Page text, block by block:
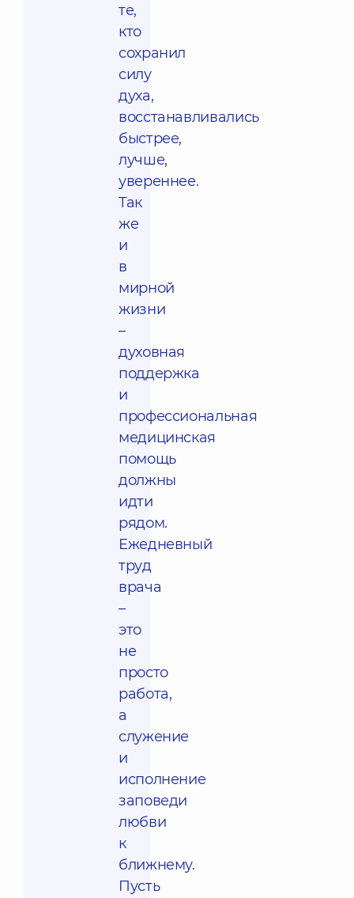
те,
кто
сохранил
силу
духа,
восстанавливались
быстрее,
лучше,
увереннее.
Так
же
и
в
мирной
жизни
–
духовная
поддержка
и
профессиональная
медицинская
помощь
должны
идти
рядом.
Ежедневный
труд
врача
–
это
не
просто
работа,
а
служение
и
исполнение
заповеди
любви
к
ближнему.
Пусть